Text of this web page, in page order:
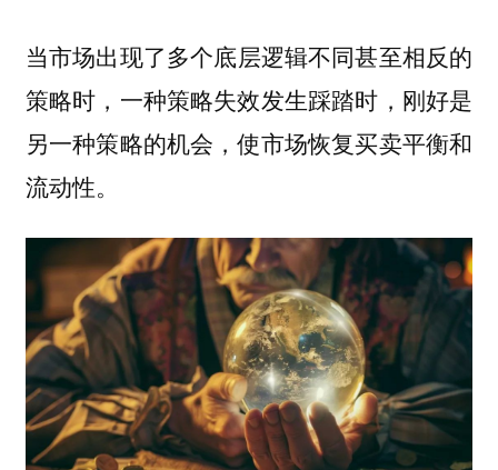
当市场出现了多个底层逻辑不同甚至相反的
策略时，一种策略失效发生踩踏时，刚好是
另一种策略的机会，使市场恢复买卖平衡和
流动性。